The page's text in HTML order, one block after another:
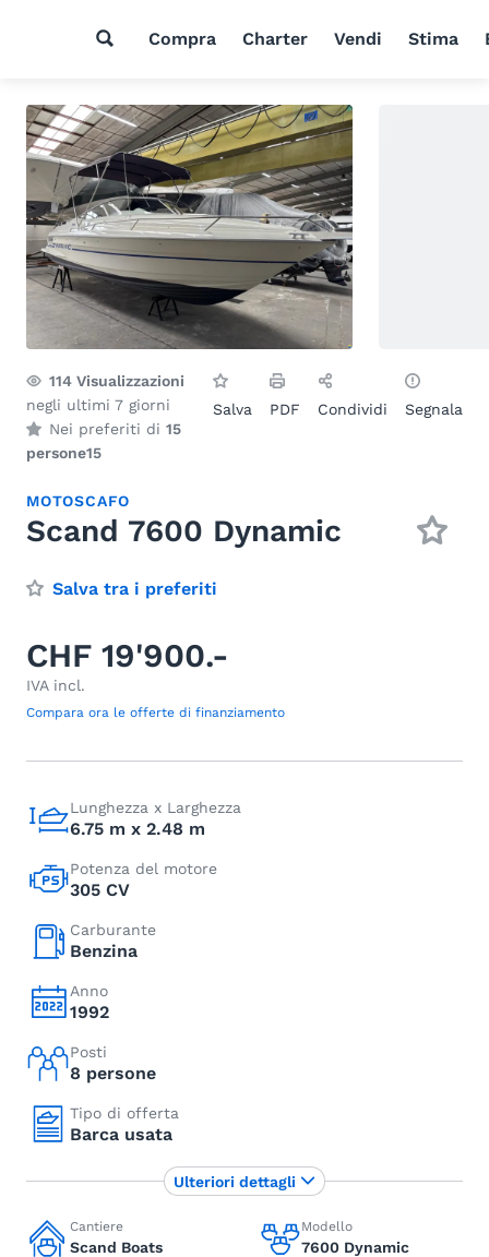
Compra Charter Vendi Stima
114 Visualizzazioni
negli ultimi 7 giorni
Nei preferiti di 15
persone15
Salva PDF Condividi Segnala
MOTOSCAFO
Scand 7600 Dynamic
Salva tra i preferiti
CHF 19'900.-
IVA incl.
Compara ora le offerte di finanziamento
Lunghezza x Larghezza
6.75 m x 2.48 m
Potenza del motore
305 CV
Carburante
Benzina
Anno
1992
Posti
8 persone
Tipo di offerta
Barca usata
Cantiere
Scand Boats
Modello
7600 Dynamic
Ulteriori dettagli